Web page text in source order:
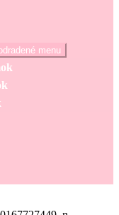
menu